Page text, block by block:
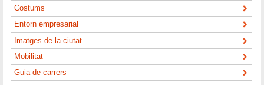
Costums
Entorn empresarial
Imatges de la ciutat
Mobilitat
Guia de carrers